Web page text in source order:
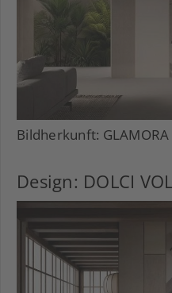
Bildherkunft: GLAMORA
Design: DOLCI